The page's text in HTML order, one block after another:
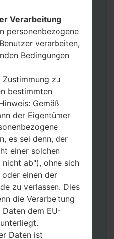
flashen und auf die
zurücksetzen
CSC_***, in einem
Sie HOME_CSC_***
das Gerät aus und
Modus. Alle
, Lautstärke- und
und Leiser-Tasten
Sie das Telefon mit
den PC an.
, Lauter- und
USB-Kabel an und
und Bixbi-Tasten
und Lauter-
Verarbeitung
personenbezogene
verarbeiten,
Bedingungen
Zustimmung zu
bestimmten
Gemäß
der Eigentümer
es sei denn, der
einer solchen
ab"), ohne sich
einen der
zu verlassen. Dies
die Verarbeitung
Daten dem EU-
Daten ist